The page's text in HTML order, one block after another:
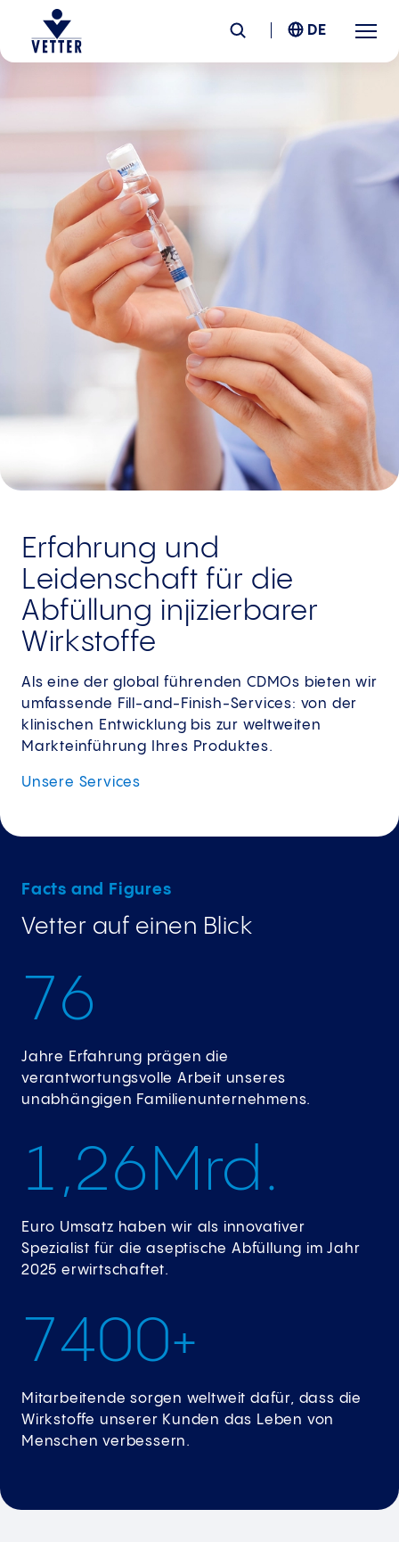
Verantwortung
Services
Standorte
News & Insights
DE
Erfahrung und
Leidenschaft für die
Abfüllung injizierbarer
Wirkstoffe
Als eine der global führenden CDMOs bieten wir
umfassende Fill-and-Finish-Services: von der
klinischen Entwicklung bis zur weltweiten
Markteinführung Ihres Produktes.
Unsere Services
Facts and Figures
Vetter auf einen Blick
76
Jahre Erfahrung prägen die
verantwortungsvolle Arbeit unseres
unabhängigen Familienunternehmens.
1,26Mrd.
Euro Umsatz haben wir als innovativer
Spezialist für die aseptische Abfüllung im Jahr
2025 erwirtschaftet.
7400+
Mitarbeitende sorgen weltweit dafür, dass die
Wirkstoffe unserer Kunden das Leben von
Menschen verbessern.